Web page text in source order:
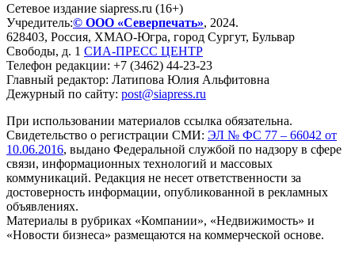
Сетевое издание siapress.ru (16+)
Учредитель:© ООО «Северпечать», 2024.
628403, Россия, ХМАО-Югра, город Сургут, Бульвар
Свободы, д. 1 СИА-ПРЕСС ЦЕНТР
Телефон редакции: +7 (3462) 44-23-23
Главный редактор: Латипова Юлия Альфитовна
Дежурный по сайту: post@siapress.ru
При использовании материалов ссылка обязательна.
Свидетельство о регистрации СМИ: ЭЛ № ФС 77 – 66042 от
10.06.2016, выдано Федеральной службой по надзору в сфере
связи, информационных технологий и массовых
коммуникаций. Редакция не несет ответственности за
достоверность информации, опубликованной в рекламных
объявлениях.
Материалы в рубриках «Компании», «Недвижимость» и
«Новости бизнеса» размещаются на коммерческой основе.